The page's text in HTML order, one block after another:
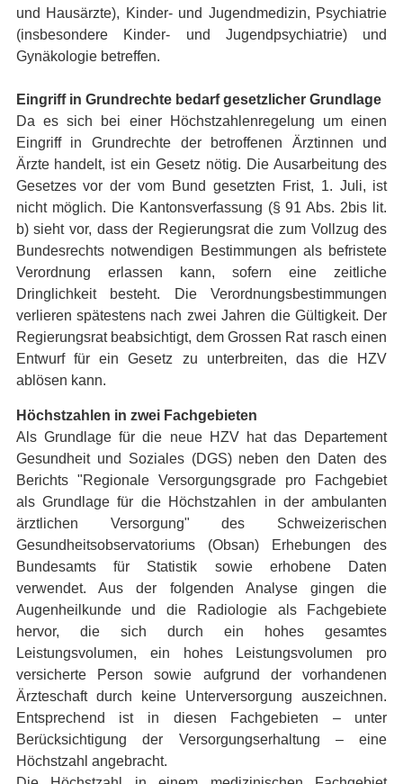
und Hausärzte), Kinder- und Jugendmedizin, Psychiatrie
(insbesondere Kinder- und Jugendpsychiatrie) und
Gynäkologie betreffen.
Eingriff in Grundrechte bedarf gesetzlicher Grundlage
Da es sich bei einer Höchstzahlenregelung um einen
Eingriff in Grundrechte der betroffenen Ärztinnen und
Ärzte handelt, ist ein Gesetz nötig. Die Ausarbeitung des
Gesetzes vor der vom Bund gesetzten Frist, 1. Juli, ist
nicht möglich. Die Kantonsverfassung (§ 91 Abs. 2bis lit.
b) sieht vor, dass der Regierungsrat die zum Vollzug des
Bundesrechts notwendigen Bestimmungen als befristete
Verordnung erlassen kann, sofern eine zeitliche
Dringlichkeit besteht. Die Verordnungsbestimmungen
verlieren spätestens nach zwei Jahren die Gültigkeit. Der
Regierungsrat beabsichtigt, dem Grossen Rat rasch einen
Entwurf für ein Gesetz zu unterbreiten, das die HZV
ablösen kann.
Höchstzahlen in zwei Fachgebieten
Als Grundlage für die neue HZV hat das Departement
Gesundheit und Soziales (DGS) neben den Daten des
Berichts "Regionale Versorgungsgrade pro Fachgebiet
als Grundlage für die Höchstzahlen in der ambulanten
ärztlichen Versorgung" des Schweizerischen
Gesundheitsobservatoriums (Obsan) Erhebungen des
Bundesamts für Statistik sowie erhobene Daten
verwendet. Aus der folgenden Analyse gingen die
Augenheilkunde und die Radiologie als Fachgebiete
hervor, die sich durch ein hohes gesamtes
Leistungsvolumen, ein hohes Leistungsvolumen pro
versicherte Person sowie aufgrund der vorhandenen
Ärzteschaft durch keine Unterversorgung auszeichnen.
Entsprechend ist in diesen Fachgebieten – unter
Berücksichtigung der Versorgungserhaltung – eine
Höchstzahl angebracht.